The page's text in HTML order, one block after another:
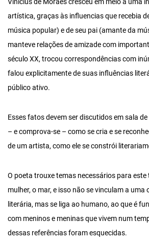
Vinicius de Moraes cresceu em meio a uma
artística, graças às influencias que recebia
música popular) e de seu pai (amante da
manteve relações de amizade com
século XX, trocou correspondências com
falou explicitamente de suas influências
público ativo.
Esses fatos devem ser discutidos em sala
– e comprova-se – como se cria e se
de um artista, como ele se constrói
O poeta trouxe temas necessários para este
mulher, o mar, e isso não se vinculam a uma
literária, mas se liga ao humano, ao que é
com meninos e meninas que vivem num
dessas referências foram esquecidas.